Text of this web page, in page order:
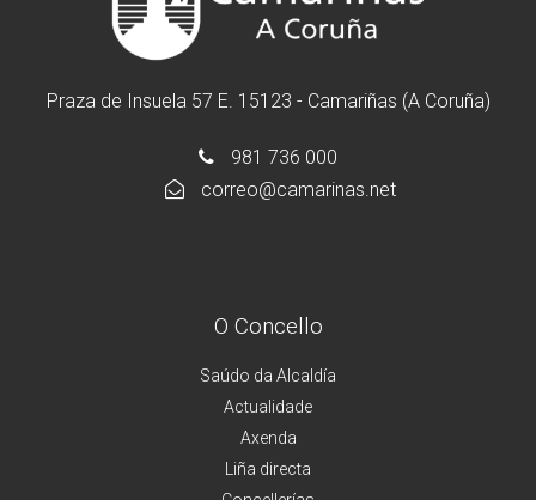
Praza de Insuela 57 E. 15123 - Camariñas (A Coruña)
981 736 000
correo@camarinas.net
O Concello
Saúdo da Alcaldía
Actualidade
Axenda
Liña directa